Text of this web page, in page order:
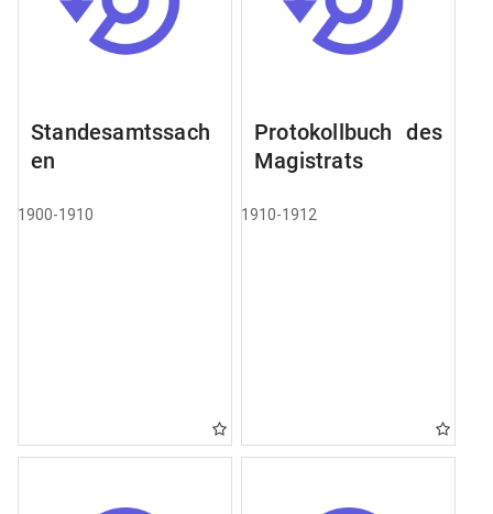
Standesamtssach
en
1900-1910
Protokollbuch des
Magistrats
1910-1912